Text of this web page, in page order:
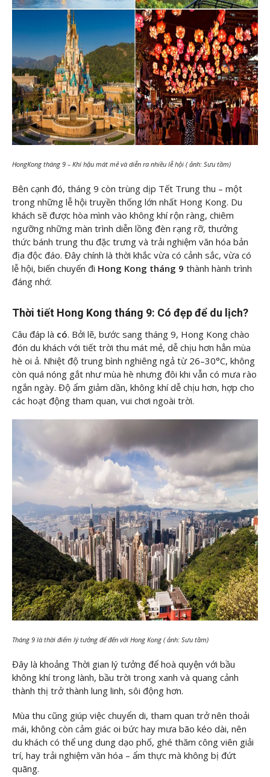
HongKong tháng 9 – Khí hậu mát mẻ và diễn ra nhiều lễ hội ( ảnh: Sưu tầm)
Bên cạnh đó, tháng 9 còn trùng dịp Tết Trung thu – một
trong những lễ hội truyền thống lớn nhất Hong Kong. Du
khách sẽ được hòa mình vào không khí rộn ràng, chiêm
ngưỡng những màn trình diễn lồng đèn rạng rỡ, thưởng
thức bánh trung thu đặc trưng và trải nghiệm văn hóa bản
địa độc đáo. Đây chính là thời khắc vừa có cảnh sắc, vừa có
lễ hội, biến chuyến đi Hong Kong tháng 9 thành hành trình
đáng nhớ.
Thời tiết Hong Kong tháng 9: Có đẹp để du lịch?
Câu đáp là có. Bởi lẽ, bước sang tháng 9, Hong Kong chào
đón du khách với tiết trời thu mát mẻ, dễ chịu hơn hẳn mùa
hè oi ả. Nhiệt độ trung bình nghiêng ngả từ 26–30°C, không
còn quá nóng gắt như mùa hè nhưng đôi khi vẫn có mưa rào
ngắn ngày. Độ ẩm giảm dần, không khí dễ chịu hơn, hợp cho
các hoạt động tham quan, vui chơi ngoài trời.
Tháng 9 là thời điểm lý tưởng để đến với Hong Kong ( ảnh: Sưu tầm)
Đây là khoảng Thời gian lý tưởng để hoà quyện với bầu
không khí trong lành, bầu trời trong xanh và quang cảnh
thành thị trở thành lung linh, sôi động hơn.
Mùa thu cũng giúp việc chuyển di, tham quan trở nên thoải
mái, không còn cảm giác oi bức hay mưa bão kéo dài, nên
du khách có thể ung dung dạo phố, ghé thăm công viên giải
trí, hay trải nghiệm văn hóa – ẩm thực mà không bị đứt
quãng.